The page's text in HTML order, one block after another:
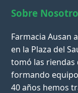
Sobre
Farmacia Ausan
en la Plaza del
tomó las riendas
formando
40 años hemos